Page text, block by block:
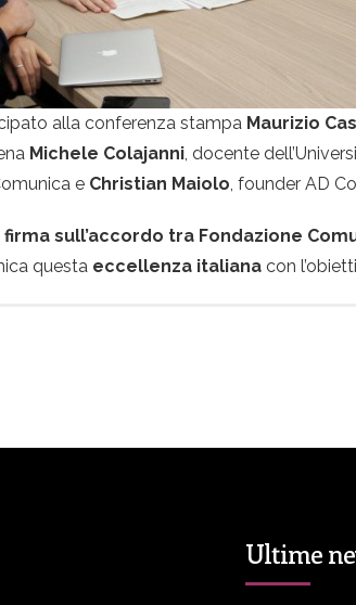
alla conferenza stampa Maurizio
Michele Colajanni, docente
e Christian Maiolo, founder AD
firma sull’accordo tra Fondazione
questa eccellenza italiana con
Ultime